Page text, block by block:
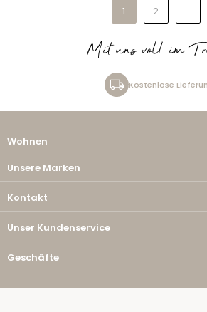
1 2
Mit uns voll im
Kostenlose
Wohnen
Unsere Marken
Kontakt
Unser Kundenservice
Geschäfte